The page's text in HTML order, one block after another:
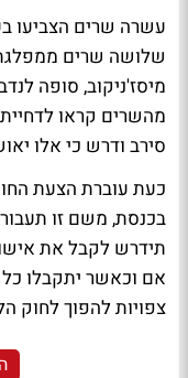
עשרה שרים הצביעו
שלושה שרים
מיסז'ניקוב, סופה
מהשרים קראו
סירב ודרש כי אלו
כעת עוברת הצעת
בכנסת, משם זו תעבור
תידרש לקבל את
אם וכאשר יתקבלו
צפויות להפוך לחוק